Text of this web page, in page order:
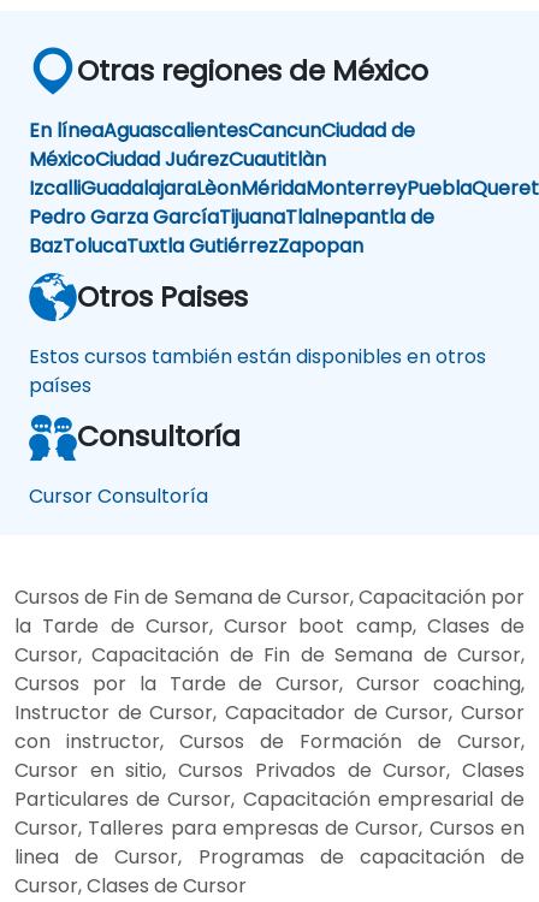
Otras regiones de México
En líneaAguascalientesCancunCiudad de
MéxicoCiudad JuárezCuautitlàn
IzcalliGuadalajaraLèonMéridaMonterreyPuebla
Pedro Garza GarcíaTijuanaTlalnepantla de
BazTolucaTuxtla GutiérrezZapopan
Otros Paises
Estos cursos también están disponibles en otros
países
Consultoría
Cursor Consultoría
Cursos de Fin de Semana de Cursor, Capacitación por
la Tarde de Cursor, Cursor boot camp, Clases de
Cursor, Capacitación de Fin de Semana de Cursor,
Cursos por la Tarde de Cursor, Cursor coaching,
Instructor de Cursor, Capacitador de Cursor, Cursor
con instructor, Cursos de Formación de Cursor,
Cursor en sitio, Cursos Privados de Cursor, Clases
Particulares de Cursor, Capacitación empresarial de
Cursor, Talleres para empresas de Cursor, Cursos en
linea de Cursor, Programas de capacitación de
Cursor, Clases de Cursor